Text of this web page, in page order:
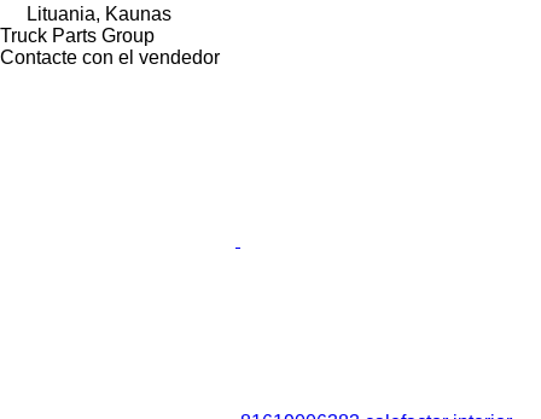
Lituania, Kaunas
Truck Parts Group
Contacte con el vendedor